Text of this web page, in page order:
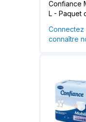
Confiance
L - Paquet
connaître